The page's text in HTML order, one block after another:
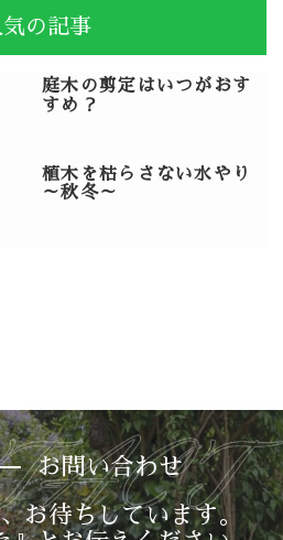
気の記事
庭木の剪定はいつがおす
すめ？
植木を枯らさない水やり
～秋冬～
お問い合わせ
お待ちしています。